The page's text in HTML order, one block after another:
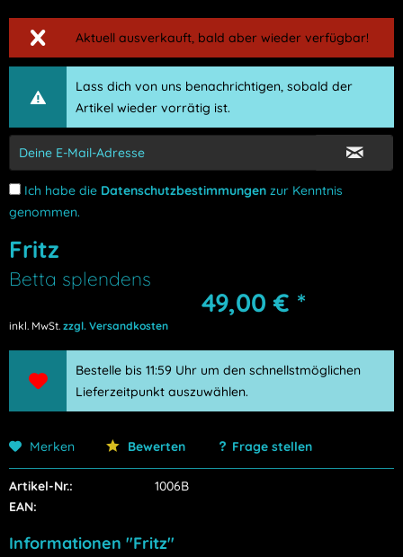
Aktuell ausverkauft, bald aber wieder verfügbar!
Lass dich von uns benachrichtigen, sobald der
Artikel wieder vorrätig ist.
Ich habe die Datenschutzbestimmungen zur Kenntnis
genommen.
Fritz
Betta splendens
49,00 € *
inkl. MwSt. zzgl. Versandkosten
Bestelle bis 11:59 Uhr um den schnellstmöglichen
Lieferzeitpunkt auszuwählen.
Merken Bewerten Frage stellen
Artikel-Nr.:
1006B
EAN:
Informationen "Fritz"